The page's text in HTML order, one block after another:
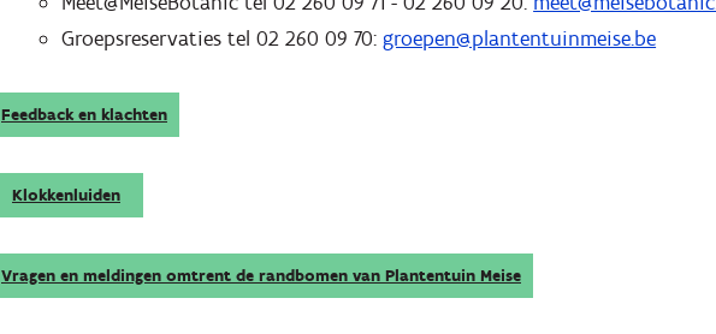
Groepsreservaties tel 02 260 09 70: groepen@plantentuinmeise.be
Feedback en klachten
Klokkenluiden
Vragen en meldingen omtrent de randbomen van Plantentuin Meise